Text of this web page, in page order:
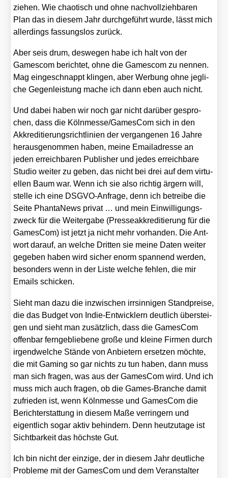
zie­hen. Wie chao­tisch und ohne nach­voll­zieh­ba­ren
Plan das in die­sem Jahr durch­ge­führt wur­de, lässt mich
aller­dings fas­sungs­los zurück.
Aber seis drum, des­we­gen habe ich halt von der
Games­com berich­tet, ohne die Games­com zu nen­nen.
Mag ein­ge­schnappt klin­gen, aber Wer­bung ohne jeg­li­
che Gegen­leis­tung mache ich dann eben auch nicht.
Und dabei haben wir noch gar nicht dar­über gespro­
chen, dass die Kölnmesse/​GamesCom sich in den
Akkre­di­tie­rungs­richt­li­ni­en der ver­gan­ge­nen 16 Jah­re
her­aus­ge­nom­men haben, mei­ne Email­adres­se an
jeden erreich­ba­ren Publisher und jedes erreich­ba­re
Stu­dio wei­ter zu geben, das nicht bei drei auf dem vir­tu­
el­len Baum war. Wenn ich sie also rich­tig ärgern will,
stel­le ich eine DSGVO-Anfra­ge, denn ich betrei­be die
Sei­te Phan­ta­News pri­vat … und mein Ein­wil­li­gungs­
zweck für die Wei­ter­ga­be (Pres­se­ak­kre­di­tie­rung für die
Games­Com) ist jetzt ja nicht mehr vor­han­den. Die Ant­
wort dar­auf, an wel­che Drit­ten sie mei­ne Daten wei­ter
gege­ben haben wird sicher enorm span­nend wer­den,
beson­ders wenn in der Lis­te wel­che feh­len, die mir
Emails schi­cken.
Sieht man dazu die inzwi­schen irr­sin­ni­gen Stand­prei­se,
die das Bud­get von Indie-Ent­wick­lern deut­lich über­stei­
gen und sieht man zusätz­lich, dass die Games­Com
offen­bar fern­ge­blie­be­ne gro­ße und klei­ne Fir­men durch
irgend­wel­che Stän­de von Anbie­tern erset­zen möch­te,
die mit Gam­ing so gar nichts zu tun haben, dann muss
man sich fra­gen, was aus der Games­Com wird. Und ich
muss mich auch fra­gen, ob die Games-Bran­che damit
zufrie­den ist, wenn Köln­mes­se und Games­Com die
Bericht­erstat­tung in die­sem Maße ver­rin­gern und
eigent­lich sogar aktiv behin­dern. Denn heut­zu­ta­ge ist
Sicht­bar­keit das höchs­te Gut.
Ich bin nicht der ein­zi­ge, der in die­sem Jahr deut­li­che
Pro­ble­me mit der Games­Com und dem Ver­an­stal­ter